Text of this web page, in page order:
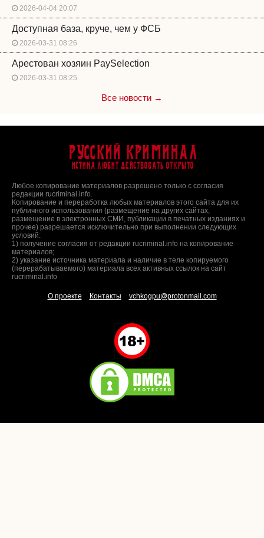
2026-04-04 20:07
Доступная база, круче, чем у ФСБ
2026-03-31 08:26
Арестован хозяин PaySelection
2026-03-31 08:25
Все новости →
Русский Криминал
Истина любит действовать открыто
Любое копирование материалов разрешено только с согласия
редакции rucriminal.info.
Копирование и переработка любых материалов этого сайта для их
публичного использования (размещение на других сайтах,
размещение в электронных СМИ, публикации в печатных изданиях и
прочее) разрешается исключительно при выполнении следующих
условий:
1) получение согласия от редакции rucriminal.info на копирование
материалов;
2) указание источника материала и наличие в теле копируемого
(перерабатываемого) материала всех активных ссылок на сайт
rucriminal.info
О проекте Контакты vchkogpu@protonmail.com